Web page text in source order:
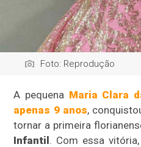
Foto: Reprodução
A pequena Maria Clara
apenas 9 anos,
tornar a primeira
Infantil. Com essa